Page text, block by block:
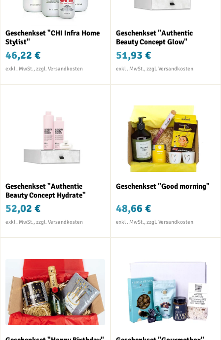
Geschenkset "CHI Infra Home
Stylist"
46,22 €
Geschenkset "Authentic
Beauty Concept Glow"
51,93 €
Geschenkset "Authentic
Beauty Concept Hydrate"
52,02 €
Geschenkset "Good morning"
48,66 €